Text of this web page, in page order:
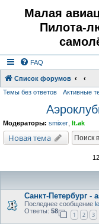
Малая
Пилота-
FAQ
Список форумов
Темы без ответов Активные
Модераторы: smixer lt.ak
Новая тема
Санкт-Петербург -
Последнее сообщение
Ответы: 58
1 2 3